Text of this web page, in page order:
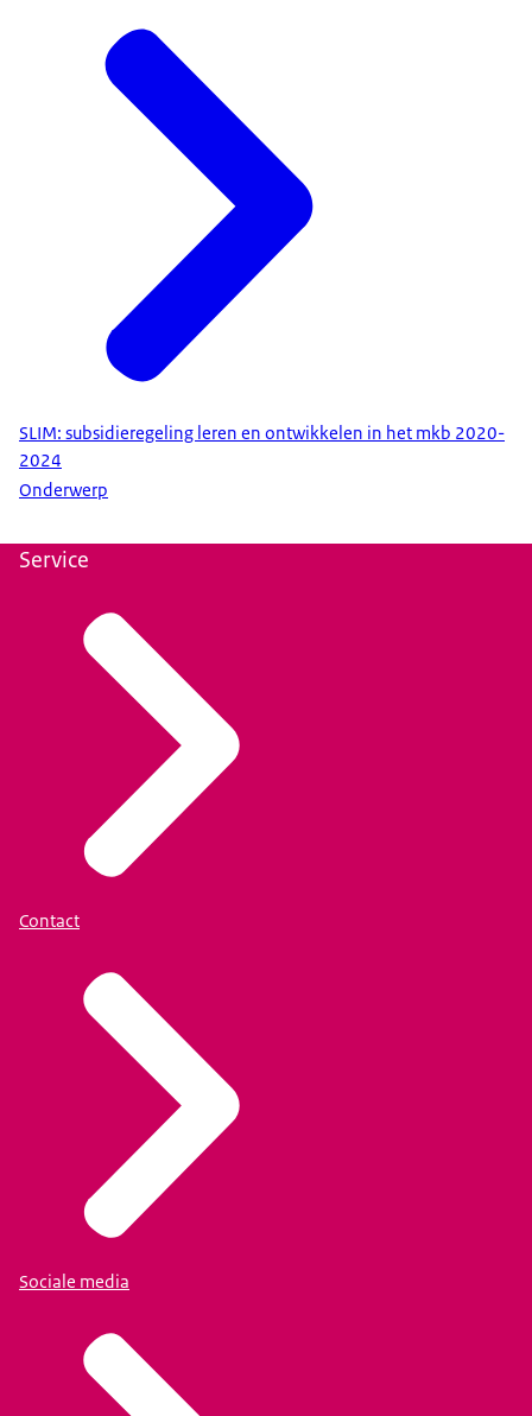
SLIM: subsidieregeling leren en ontwikkelen in het mkb 2020-
2024
Onderwerp
Service
Contact
Sociale media